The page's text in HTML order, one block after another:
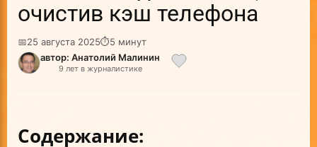
очистив кэш телефона
📅25 августа 2025⏱5 минут
автор: Анатолий Малинин
9 лет в журналистике
Содержание: